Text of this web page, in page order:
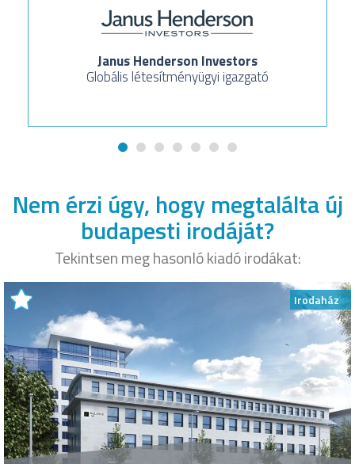
Janus Henderson Investors
Globális létesítményügyi igazgató
Nem érzi úgy, hogy megtalálta új
budapesti irodáját?
Tekintsen meg hasonló kiadó irodákat:
Irodaház